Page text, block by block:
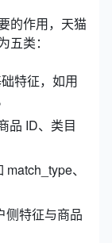
的作用，天猫
类：
特征，如用
品 ID、类目
、
侧特征与商品